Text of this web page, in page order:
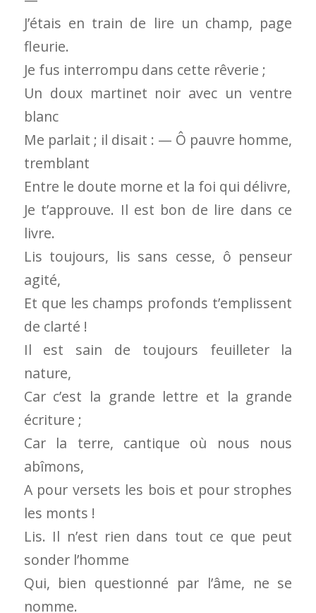
J’étais en train de lire un champ, page
fleurie.
Je fus interrompu dans cette rêverie ;
Un doux martinet noir avec un ventre
blanc
Me parlait ; il disait : — Ô pauvre homme,
tremblant
Entre le doute morne et la foi qui délivre,
Je t’approuve. Il est bon de lire dans ce
livre.
Lis toujours, lis sans cesse, ô penseur
agité,
Et que les champs profonds t’emplissent
de clarté !
Il est sain de toujours feuilleter la
nature,
Car c’est la grande lettre et la grande
écriture ;
Car la terre, cantique où nous nous
abîmons,
A pour versets les bois et pour strophes
les monts !
Lis. Il n’est rien dans tout ce que peut
sonder l’homme
Qui, bien questionné par l’âme, ne se
nomme.